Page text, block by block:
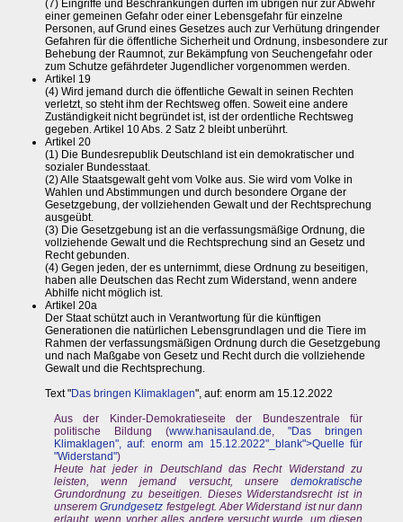
(7) Eingriffe und Beschränkungen dürfen im übrigen nur zur Abwehr
einer gemeinen Gefahr oder einer Lebensgefahr für einzelne
Personen, auf Grund eines Gesetzes auch zur Verhütung dringender
Gefahren für die öffentliche Sicherheit und Ordnung, insbesondere zur
Behebung der Raumnot, zur Bekämpfung von Seuchengefahr oder
zum Schutze gefährdeter Jugendlicher vorgenommen werden.
Artikel 19
(4) Wird jemand durch die öffentliche Gewalt in seinen Rechten
verletzt, so steht ihm der Rechtsweg offen. Soweit eine andere
Zuständigkeit nicht begründet ist, ist der ordentliche Rechtsweg
gegeben. Artikel 10 Abs. 2 Satz 2 bleibt unberührt.
Artikel 20
(1) Die Bundesrepublik Deutschland ist ein demokratischer und
sozialer Bundesstaat.
(2) Alle Staatsgewalt geht vom Volke aus. Sie wird vom Volke in
Wahlen und Abstimmungen und durch besondere Organe der
Gesetzgebung, der vollziehenden Gewalt und der Rechtsprechung
ausgeübt.
(3) Die Gesetzgebung ist an die verfassungsmäßige Ordnung, die
vollziehende Gewalt und die Rechtsprechung sind an Gesetz und
Recht gebunden.
(4) Gegen jeden, der es unternimmt, diese Ordnung zu beseitigen,
haben alle Deutschen das Recht zum Widerstand, wenn andere
Abhilfe nicht möglich ist.
Artikel 20a
Der Staat schützt auch in Verantwortung für die künftigen
Generationen die natürlichen Lebensgrundlagen und die Tiere im
Rahmen der verfassungsmäßigen Ordnung durch die Gesetzgebung
und nach Maßgabe von Gesetz und Recht durch die vollziehende
Gewalt und die Rechtsprechung.
Text "Das bringen Klimaklagen", auf: enorm am 15.12.2022
Aus der Kinder-Demokratieseite der Bundeszentrale für
politische Bildung (www.hanisauland.de,"Das bringen
Klimaklagen", auf: enorm am 15.12.2022"_blank">Quelle für
"Widerstand")
Heute hat jeder in Deutschland das Recht Widerstand zu
leisten, wenn jemand versucht, unseredemokratische
Grundordnung zu beseitigen. Dieses Widerstandsrecht ist in
unseremGrundgesetz festgelegt. Aber Widerstand ist nur dann